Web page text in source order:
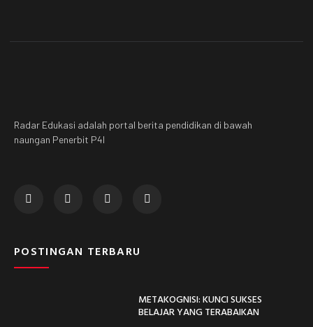
Radar Edukasi adalah portal berita pendidikan di bawah
naungan Penerbit P4I
POSTINGAN TERBARU
METAKOGNISI: KUNCI SUKSES
BELAJAR YANG TERABAIKAN